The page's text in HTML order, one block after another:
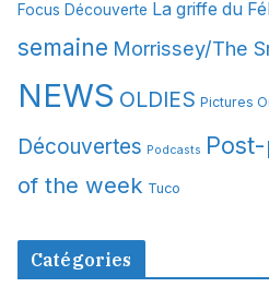
Focus Découverte La griffe du
semaine Morrissey/The
NEWS OLDIES Pictures
Découvertes Podcasts
of the week Tuco
Catégories